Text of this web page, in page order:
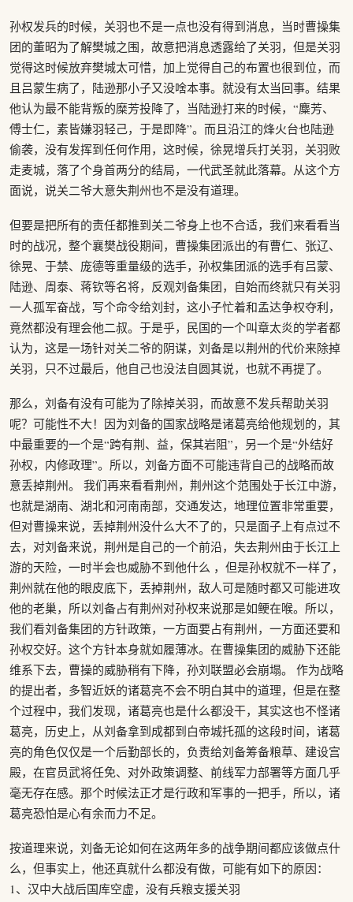
孙权发兵的时候，关羽也不是一点也没有得到消息，当时曹操集
团的董昭为了解樊城之围，故意把消息透露给了关羽，但是关羽
觉得这时候放弃樊城太可惜，加上觉得自己的布置也很到位，而
且吕蒙生病了，陆逊那小子又没啥本事。就没有太当回事。结果
他认为最不能背叛的糜芳投降了，当陆逊打来的时候，“麋芳、
傅士仁，素皆嫌羽轻己，于是即降”。而且沿江的烽火台也陆逊
偷袭，没有发挥到任何作用，这时候，徐晃增兵打关羽，关羽败
走麦城，落了个身首两分的结局，一代武圣就此落幕。从这个方
面说，说关二爷大意失荆州也不是没有道理。
但要是把所有的责任都推到关二爷身上也不合适，我们来看看当
时的战况，整个襄樊战役期间，曹操集团派出的有曹仁、张辽、
徐晃、于禁、庞德等重量级的选手，孙权集团派的选手有吕蒙、
陆逊、周泰、蒋钦等名将，反观刘备集团，自始而终就只有关羽
一人孤军奋战，写个命令给刘封，这小子忙着和孟达争权夺利，
竟然都没有理会他二叔。于是乎，民国的一个叫章太炎的学者都
认为，这是一场针对关二爷的阴谋，刘备是以荆州的代价来除掉
关羽，只不过最后，他自己也没法自圆其说，也就不再提了。
那么，刘备有没有可能为了除掉关羽，而故意不发兵帮助关羽
呢？可能性不大！因为刘备的国家战略是诸葛亮给他规划的，其
中最重要的一个是“跨有荆、益，保其岩阻”，另一个是“外结好
孙权，内修政理”。所以，刘备方面不可能违背自己的战略而故
意丢掉荆州。 我们再来看看荆州，荆州这个范围处于长江中游，
也就是湖南、湖北和河南南部，交通发达，地理位置非常重要，
但对曹操来说，丢掉荆州没什么大不了的，只是面子上有点过不
去，对刘备来说，荆州是自己的一个前沿，失去荆州由于长江上
游的天险，一时半会也威胁不到他什么 ，但是孙权就不一样了，
荆州就在他的眼皮底下，丢掉荆州，敌人可是随时都又可能进攻
他的老巢，所以刘备占有荆州对孙权来说那是如鲠在喉。所以，
我们看刘备集团的方针政策，一方面要占有荆州，一方面还要和
孙权交好。这个方针本身就如履薄冰。在曹操集团的威胁下还能
维系下去，曹操的威胁稍有下降，孙刘联盟必会崩塌。 作为战略
的提出者，多智近妖的诸葛亮不会不明白其中的道理，但是在整
个过程中，我们发现，诸葛亮也是什么都没干，其实这也不怪诸
葛亮，历史上，从刘备拿到成都到白帝城托孤的这段时间，诸葛
亮的角色仅仅是一个后勤部长的，负责给刘备筹备粮草、建设宫
殿，在官员武将任免、对外政策调整、前线军力部署等方面几乎
毫无存在感。那个时候法正才是行政和军事的一把手，所以，诸
葛亮恐怕是心有余而力不足。
按道理来说，刘备无论如何在这两年多的战争期间都应该做点什
么，但事实上，他还真就什么都没有做，可能有如下的原因：
1、汉中大战后国库空虚，没有兵粮支援关羽